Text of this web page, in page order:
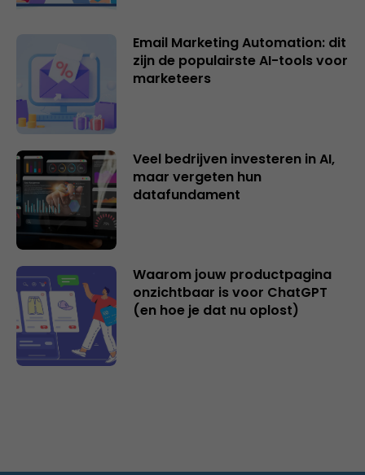
Email Marketing Automation: dit
zijn de populairste AI-tools voor
marketeers
Veel bedrijven investeren in AI,
maar vergeten hun
datafundament
Waarom jouw productpagina
onzichtbaar is voor ChatGPT
(en hoe je dat nu oplost)